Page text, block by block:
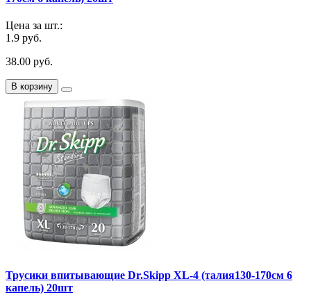
Цена за шт.:
1.9 руб.
38.00 руб.
В корзину
Трусики впитывающие Dr.Skipp XL-4 (талия130-170см 6
капель) 20шт